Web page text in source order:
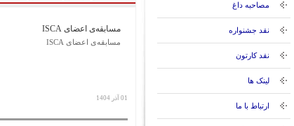
مصاحبه داغ
نقد جشنواره
نقد کارتون
لینک ها
ارتباط با ما
مسابقه‌ی اعضای ISCA
مسابقه‌ی اعضای ISCA
01 آذر 1404